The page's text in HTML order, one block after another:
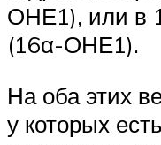
ОНЕ1), или в
(16α-ОНЕ1).
На оба этих
у которых